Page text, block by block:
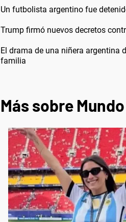
Un futbolista argentino fue
Trump firmó nuevos decretos
El drama de una niñera argentina
familia
Más sobre Mundo